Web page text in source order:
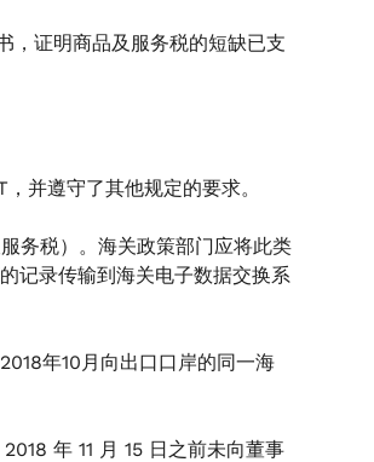
，证明商品及服务税的短缺已支
并遵守了其他规定的要求。
务税）。海关政策部门应将此类
记录传输到海关电子数据交换系
2018年10月向出口口岸的同一海
年 11 月 15 日之前未向董事